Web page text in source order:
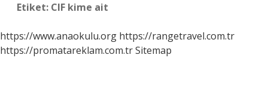
Etiket: CIF kime ait
https://www.anaokulu.org https://rangetravel.com.tr
https://promatareklam.com.trSitemap